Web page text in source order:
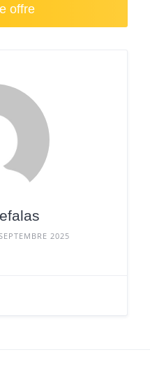
offre
2025